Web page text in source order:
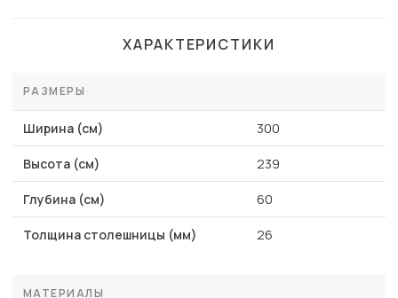
ХАРАКТЕРИСТИКИ
РАЗМЕРЫ
Ширина (см) 300
Высота (см) 239
Глубина (см) 60
Толщина столешницы (мм) 26
МАТЕРИАЛЫ